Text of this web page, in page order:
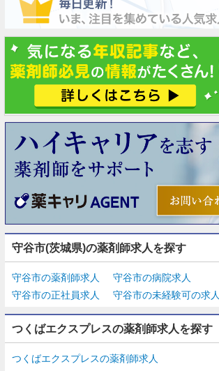
守谷市(茨城県)の薬剤師求人を探す
守谷市の薬剤師求人
守谷市の病院求人
守谷市の正社員求人
守谷市の未経験可の求人
つくばエクスプレスの薬剤師求人を探す
つくばエクスプレスの薬剤師求人